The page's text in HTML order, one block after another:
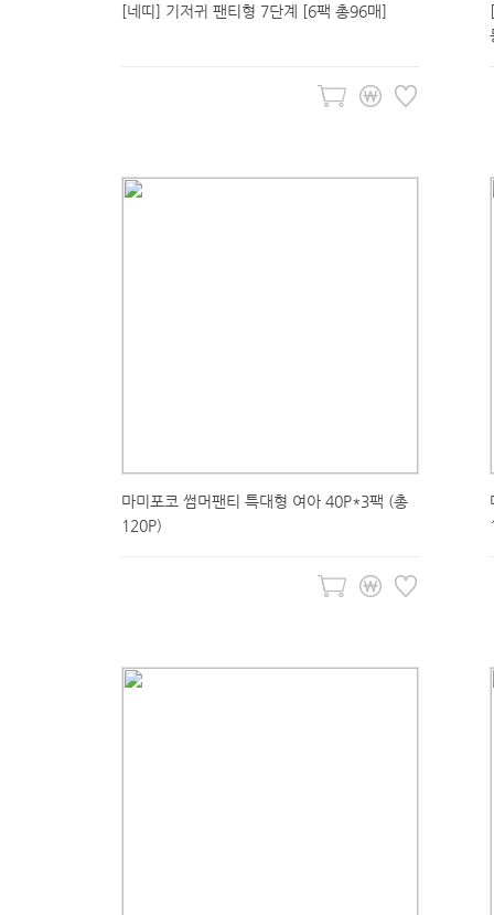
[네띠] 기저귀 팬티형 7단계 [6팩 총96매]
마미포코 썸머팬티 특대형 여아 40P*3팩 (총
120P)